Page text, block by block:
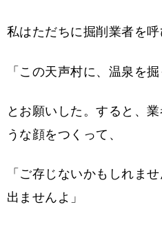
私はただちに掘削業者を呼
「この天声村に、温泉を掘
とお願いした。すると、
うな顔をつくって、
「ご存じないかもしれま
出ませんよ」